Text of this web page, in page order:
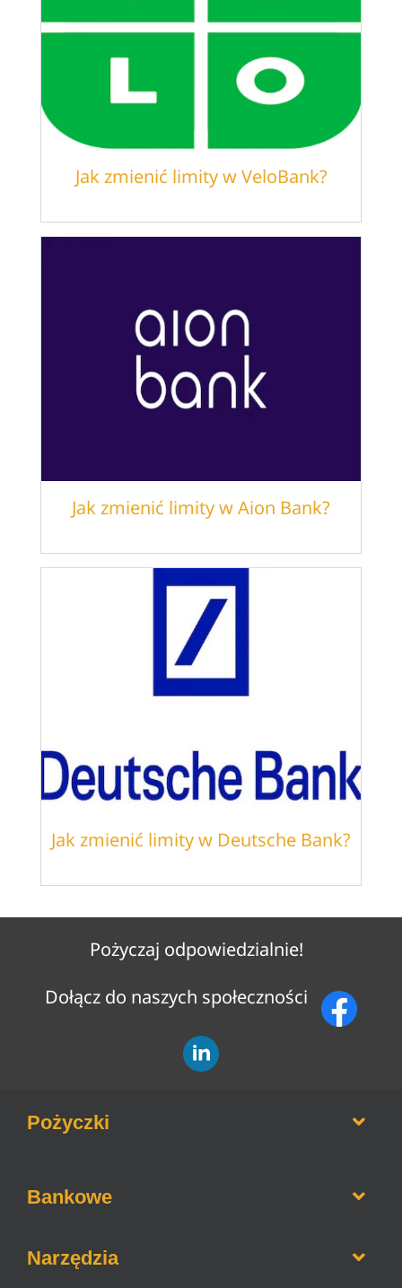
Jak zmienić limity w VeloBank?
Jak zmienić limity w Aion Bank?
Jak zmienić limity w Deutsche Bank?
Pożyczaj odpowiedzialnie!
Dołącz do naszych społeczności
Pożyczki
Pożyczki bez weryfikacji BIK
Pożyczki dla zadłużonych
Bankowe
Informacje o bankach
Narzędzia